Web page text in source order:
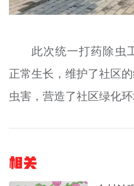
此次统一打药除虫
正常生长，维护了社区
虫害，营造了社区绿化环
相关